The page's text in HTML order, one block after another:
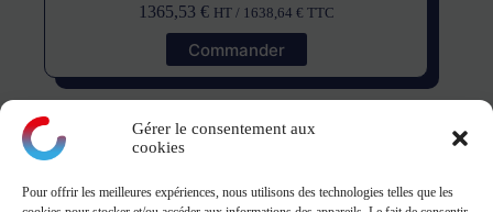
Gérer le consentement aux
cookies
Pour offrir les meilleures expériences, nous utilisons des technologies telles que les
1365,53 € HT / 1638,64 € TTC
Commander
montagne